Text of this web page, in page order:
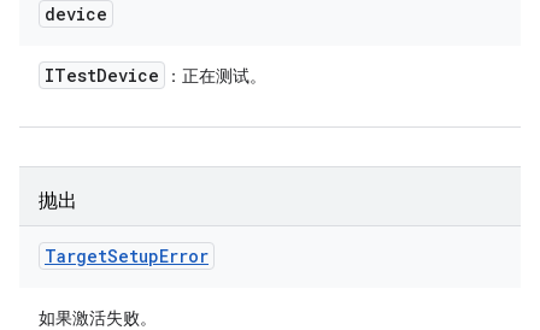
device
ITestDevice ：正在测试。
抛出
TargetSetupError
如果激活失败。